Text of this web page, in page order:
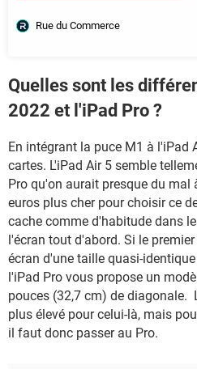
Rue du Commerce
Quelles sont les
2022 et l'iPad Pro ?
En intégrant la puce M1 à l'iPad
cartes. L'iPad Air 5 semble
Pro qu'on aurait presque du mal
euros plus cher pour choisir ce
cache comme d'habitude dans
l'écran tout d'abord. Si le
écran d'une taille quasi-identique
l'iPad Pro vous propose un
pouces (32,7 cm) de diagonale.
plus élevé pour celui-là, mais
il faut donc passer au Pro.